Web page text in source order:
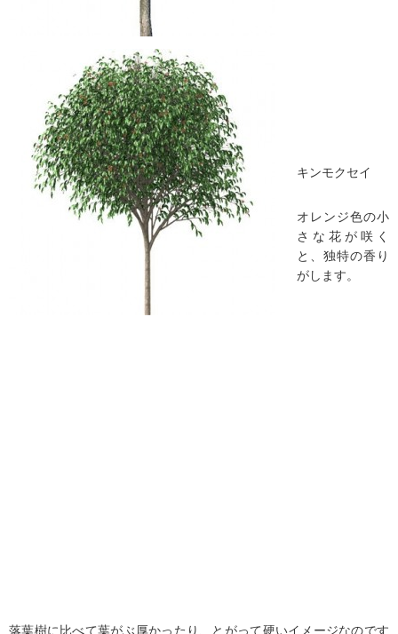
キンモクセイ
オレンジ色の小
さな花が咲く
と、独特の香り
がします。
落葉樹に比べて葉がぶ厚かったり、とがって硬いイメージなのです